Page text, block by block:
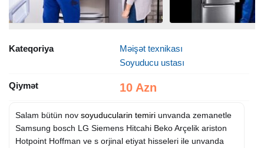
Kateqoriya
Məişət texnikası
Soyuducu ustası
Qiymət 10 Azn
Salam bütün nov soyuducularin temiri unvanda zemanetle
Samsung bosch LG Siemens Hitcahi Beko Arçelik ariston
Hotpoint Hoffman ve s orjinal etiyat hisseleri ile unvanda